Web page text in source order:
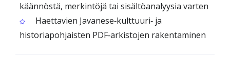
käännöstä, merkintöjä tai sisältöanalyysia varten
Haettavien Javanese‑kulttuuri‑ ja
historiapohjaisten PDF‑arkistojen rakentaminen